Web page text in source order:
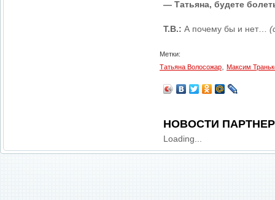
— Татьяна, будете
Т.В.: А почему бы и нет…
Метки:
Татьяна Волосожар
Максим
НОВОСТИ
Loading...